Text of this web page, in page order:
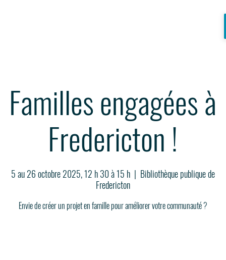
Familles engagées à
Fredericton !
5 au 26 octobre 2025, 12 h 30 à 15 h
  |
Bibliothèque publique de
Fredericton
Envie de créer un projet en famille pour améliorer votre communauté ?